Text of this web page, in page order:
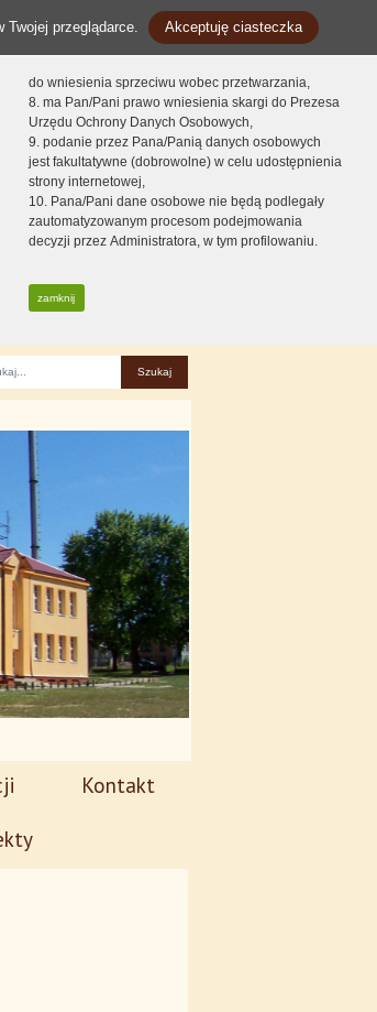
przeglądarce. Akceptuję ciasteczka
do wniesienia sprzeciwu wobec przetwarzania,
8. ma Pan/Pani prawo wniesienia skargi do Prezesa
Urzędu Ochrony Danych Osobowych,
9. podanie przez Pana/Panią danych osobowych
jest fakultatywne (dobrowolne) w celu udostępnienia
strony internetowej,
10. Pana/Pani dane osobowe nie będą podlegały
zautomatyzowanym procesom podejmowania
decyzji przez Administratora, w tym profilowaniu.
zamknij
Kontakt